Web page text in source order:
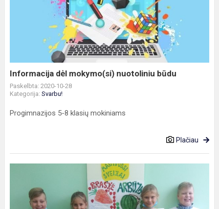
Informacija dėl mokymo(si) nuotoliniu būdu
Paskelbta: 2020-10-28
Kategorija: Svarbu!
Progimnazijos 5-8 klasių mokiniams
Plačiau
projektą
„Maitinuosi